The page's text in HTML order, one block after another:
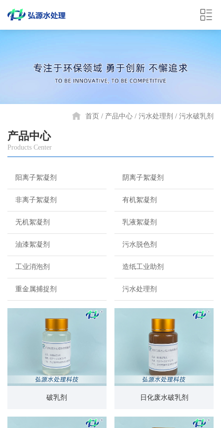
首页 产品中心 污水处理剂 污水破乳剂
产品中心
Products Center
阳离子絮凝剂 阴离子絮凝剂
非离子絮凝剂 有机絮凝剂
无机絮凝剂 乳液絮凝剂
油漆絮凝剂 污水脱色剂
工业消泡剂 造纸工业助剂
重金属捕捉剂 污水处理剂
破乳剂 日化废水破乳剂